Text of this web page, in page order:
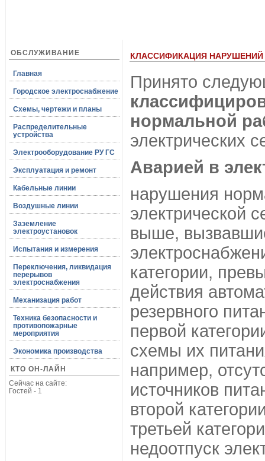
ОБСЛУЖИВАНИЕ
Главная
Городское электроснабжение
Схемы, чертежи и планы
Распределительные
устройства
Электрооборудование РУ ГС
Эксплуатация и ремонт
Кабельные линии
Воздушные линии
Заземление
электроустановок
Испытания и измерения
Переключения, ликвидация
перерывов
электроснабжения
Механизация работ
Техника безопасности и
противопожарные
мероприятия
Экономика производства
КТО ОН-ЛАЙН
Сейчас на сайте:
Гостей - 1
КЛАССИФИКАЦИЯ НАРУШЕНИЙ
Принято
нормальной
электрических
Аварией в
нарушения
электрической
выше,
категории,
действия
резервного
первой
схемы их
например,
источников
второй
третьей
недоотпуск